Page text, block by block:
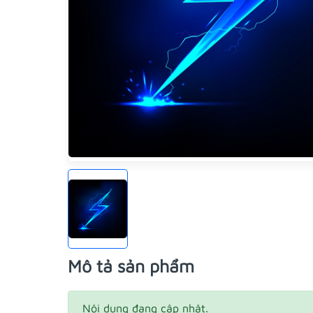
Mô tả sản phẩm
Nội dung đang cập nhật.